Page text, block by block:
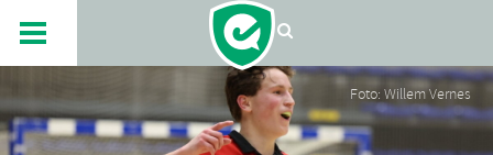
Foto: Willem Vernes